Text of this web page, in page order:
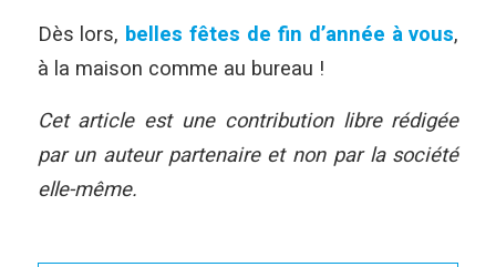
Dès lors, belles fêtes de fin d’année à vous,
à la maison comme au bureau !
Cet article est une contribution libre rédigée
par un auteur partenaire et non par la société
elle-même.